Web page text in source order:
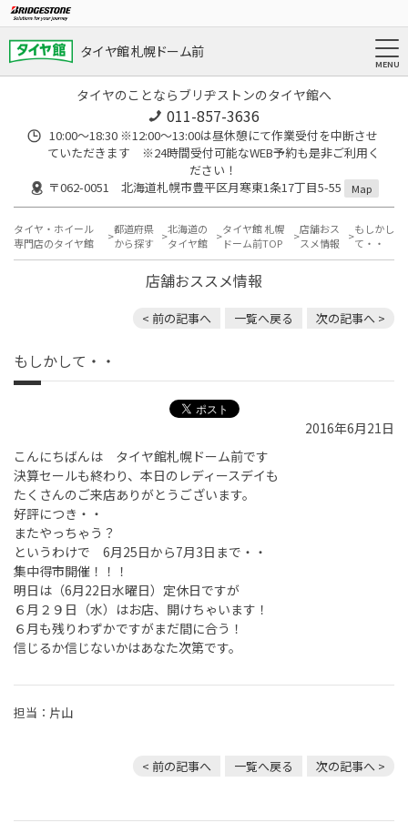
タイヤ館 札幌ドーム前
タイヤのことならブリヂストンのタイヤ館へ
011-857-3636
10:00～18:30 ※12:00～13:00は昼休憩にて作業受付を中断させ
ていただきます ※24時間受付可能なWEB予約も是非ご利用く
ださい！
〒062-0051 北海道札幌市豊平区月寒東1条17丁目5-55
Map
タイヤ・ホイール
専門店のタイヤ館
都道府県
から探す
北海道の
タイヤ館
タイヤ館 札幌
ドーム前TOP
店舗おス
スメ情報
もしかし
て・・
店舗おススメ情報
< 前の記事へ 一覧へ戻る 次の記事へ >
もしかして・・
2016年6月21日
こんにちばんは タイヤ館札幌ドーム前です
決算セールも終わり、本日のレディースデイも
たくさんのご来店ありがとうございます。
好評につき・・
またやっちゃう？
というわけで 6月25日から7月3日まで・・
集中得市開催！！！
明日は（6月22日水曜日）定休日ですが
６月２９日（水）はお店、開けちゃいます！
６月も残りわずかですがまだ間に合う！
信じるか信じないかはあなた次第です。
担当：片山
< 前の記事へ 一覧へ戻る 次の記事へ >